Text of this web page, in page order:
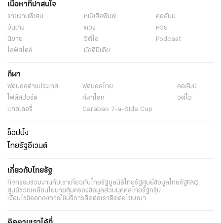
เนื้อหาที่น่าสนใจ
รายงานพิเศษ หนังสือพิมพ์
คอลัมน์
บันเทิง
ดวง
หวย
นิยาย
วิดีโอ
Podcast
ไลฟ์สไตล์
มัลติมีเดีย
กีฬา
ฟุตบอลต่่างประเทศ ฟุตบอลไทย
คอลัมน์
ไฟต์สปอร์ต
กีฬาโลก
วิดีโอ
แกลเลอรี่
Carabao 7-a-Side Cup
ช็อปปิ้ง
ไทยรัฐอีเวนต์
เกี่ยวกับไทยรัฐ
กิจกรรมร่วมงานกับเราเกี่ยวกับไทยรัฐมูลนิธิไทยรัฐศูนย์ข้อมูลไทยรัฐFAQ
ศูนย์ช่วยเหลือนโยบายคุ้มครองข้อมูลส่วนบุคคลไทยรัฐกรุ๊ป
เงื่อนไขข้อตกลงการใช้บริการติดต่อเราติดต่อโฆษณา